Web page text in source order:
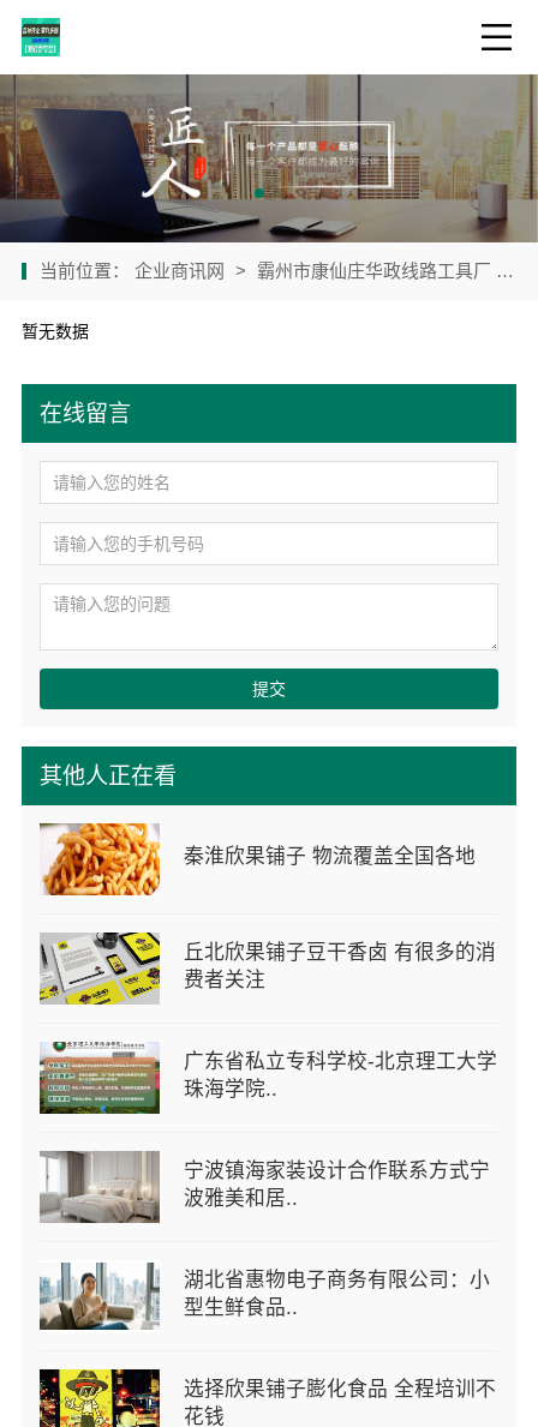
当前位置： 企业商讯网 > 霸州市康仙庄华政线路工具厂 >
其他人正在看
秦淮欣果铺子 物流覆盖全国各地
丘北欣果铺子豆干香卤 有很多的消
费者关注
广东省私立专科学校-北京理工大学
珠海学院..
宁波镇海家装设计合作联系方式宁
波雅美和居..
湖北省惠物电子商务有限公司：小
型生鲜食品..
选择欣果铺子膨化食品 全程培训不
花钱
在线留言
提交
暂无数据